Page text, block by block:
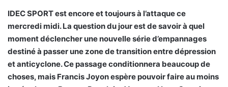
IDEC SPORT est encore et toujours à l’attaque ce
mercredi midi. La question du jour est de savoir à quel
moment déclencher une nouvelle série d’empannages
destiné à passer une zone de transition entre dépression
et anticyclone. Ce passage conditionnera beaucoup de
choses, mais Francis Joyon espère pouvoir faire au moins